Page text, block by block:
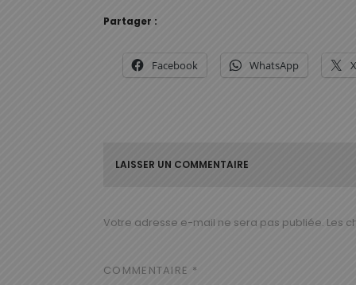
Partager :
Facebook WhatsApp X
LAISSER UN COMMENTAIRE
Votre adresse e-mail ne sera pas publiée. Les
COMMENTAIRE *